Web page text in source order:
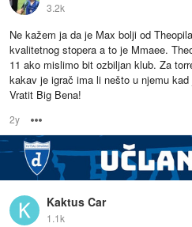
3.2k
Ne kažem ja da je Max bolji od
kvalitetnog stopera a to je Mmaee.
11 ako mislimo bit ozbiljan klub. Za
kakav je igrač ima li nešto u njemu
Vratit Big Bena!
2y
Kaktus Car
1.1k